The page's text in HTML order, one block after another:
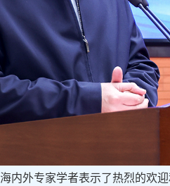
内外专家学者表示了热烈的欢